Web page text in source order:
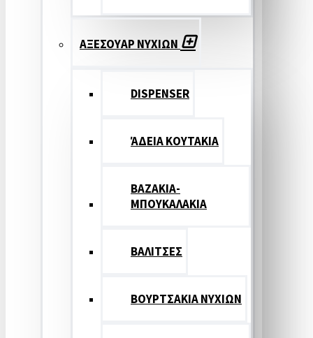
ΑΞΕΣΟΥΑΡ ΝΥΧΙΩΝ
DISPENSER
ΆΔΕΙΑ ΚΟΥΤΑΚΙΑ
ΒΑΖΑΚΙΑ-
ΜΠΟΥΚΑΛΑΚΙΑ
ΒΑΛΙΤΣΕΣ
ΒΟΥΡΤΣΑΚΙΑ ΝΥΧΙΩΝ